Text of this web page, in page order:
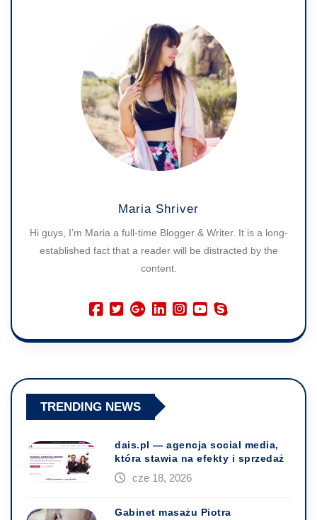
Maria Shriver
Hi guys, I’m Maria a full-time Blogger & Writer. It is a long-
established fact that a reader will be distracted by the
content.
TRENDING NEWS
dais.pl — agencja social media,
która stawia na efekty i sprzedaż
cze 18, 2026
Gabinet masażu Piotra